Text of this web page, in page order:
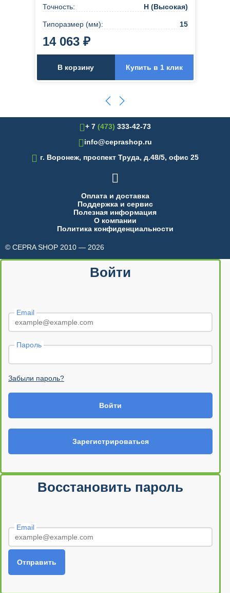
Точность: H (Высокая)
Типоразмер (мм): 15
14 063 ₽
В корзину Купить в 1 клик
+ 7 (473) 333-42-73
info@ceprashop.ru
 г. Воронеж, проспект Труда, д.48/5, офис 25

Оплата и доставка
Поддержка и сервис
Полезная информация
О компании
Политика конфиденциальности
© CEPRA SHOP 2010 — 2026
Войти
Email
Пароль
Забыли пароль?
Войти
Зарегистрироваться
Восстановить пароль
Email
Отправить